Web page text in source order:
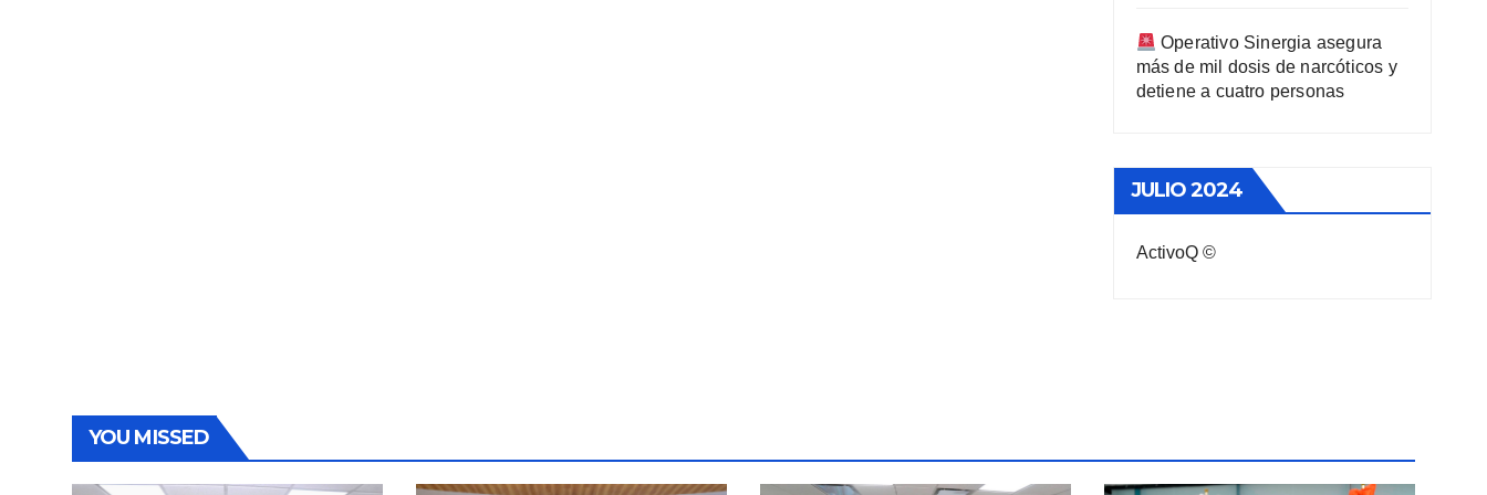
Operativo Sinergia asegura
más de mil dosis de narcóticos y
detiene a cuatro personas
JULIO 2024
ActivoQ ©
YOU MISSED